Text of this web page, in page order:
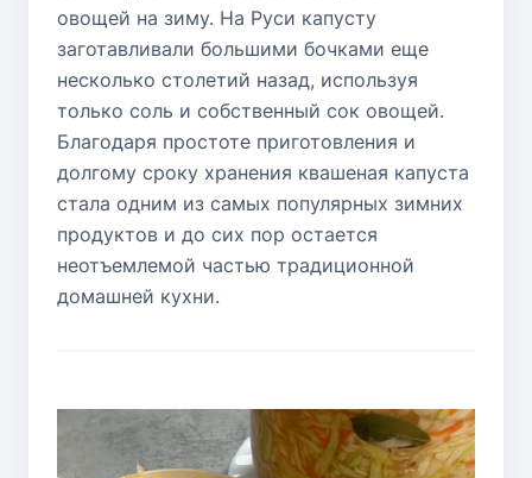
овощей на зиму. На Руси капусту
заготавливали большими бочками еще
несколько столетий назад, используя
только соль и собственный сок овощей.
Благодаря простоте приготовления и
долгому сроку хранения квашеная капуста
стала одним из самых популярных зимних
продуктов и до сих пор остается
неотъемлемой частью традиционной
домашней кухни.